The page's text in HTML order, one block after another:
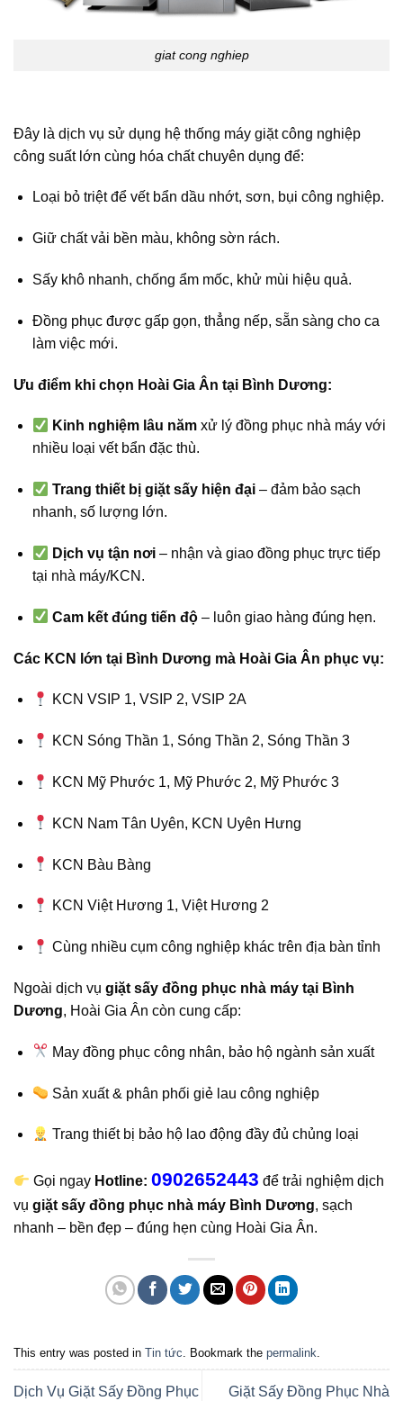
giat cong nghiep
Đây là dịch vụ sử dụng hệ thống máy giặt công nghiệp
công suất lớn cùng hóa chất chuyên dụng để:
Loại bỏ triệt để vết bẩn dầu nhớt, sơn, bụi công nghiệp.
Giữ chất vải bền màu, không sờn rách.
Sấy khô nhanh, chống ẩm mốc, khử mùi hiệu quả.
Đồng phục được gấp gọn, thẳng nếp, sẵn sàng cho ca
làm việc mới.
Ưu điểm khi chọn Hoài Gia Ân tại Bình Dương:
Kinh nghiệm lâu năm xử lý đồng phục nhà máy với
nhiều loại vết bẩn đặc thù.
Trang thiết bị giặt sấy hiện đại – đảm bảo sạch
nhanh, số lượng lớn.
Dịch vụ tận nơi – nhận và giao đồng phục trực tiếp
tại nhà máy/KCN.
Cam kết đúng tiến độ – luôn giao hàng đúng hẹn.
Các KCN lớn tại Bình Dương mà Hoài Gia Ân phục vụ:
KCN VSIP 1, VSIP 2, VSIP 2A
KCN Sóng Thần 1, Sóng Thần 2, Sóng Thần 3
KCN Mỹ Phước 1, Mỹ Phước 2, Mỹ Phước 3
KCN Nam Tân Uyên, KCN Uyên Hưng
KCN Bàu Bàng
KCN Việt Hương 1, Việt Hương 2
Cùng nhiều cụm công nghiệp khác trên địa bàn tỉnh
Ngoài dịch vụ giặt sấy đồng phục nhà máy tại Bình
Dương, Hoài Gia Ân còn cung cấp:
May đồng phục công nhân, bảo hộ ngành sản xuất
Sản xuất & phân phối giẻ lau công nghiệp
Trang thiết bị bảo hộ lao động đầy đủ chủng loại
Gọi ngay Hotline:0902652443 để trải nghiệm dịch
vụ giặt sấy đồng phục nhà máy Bình Dương, sạch
nhanh – bền đẹp – đúng hẹn cùng Hoài Gia Ân.
This entry was posted in Tin tức . Bookmark the permalink
Dịch Vụ Giặt Sấy Đồng Phục Giặt Sấy Đồng Phục Nhà